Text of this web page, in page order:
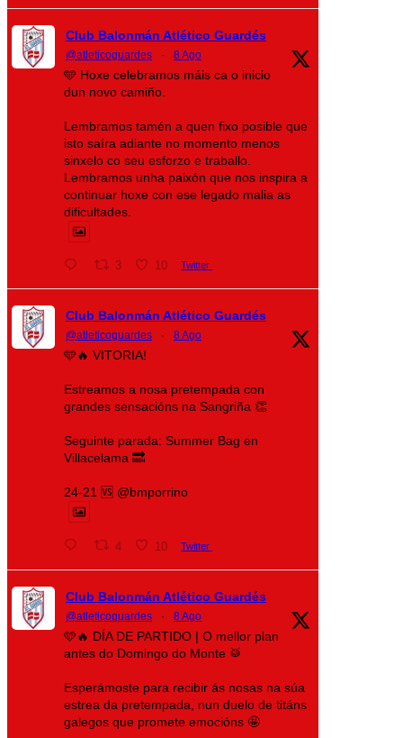
Club Balonmán Atlético Guardés
@atleticoguardes · 8 Ago
🩵 Hoxe celebramos máis ca o inicio
dun novo camiño.
Lembramos tamén a quen fixo posible que
isto saíra adiante no momento menos
sinxelo co seu esforzo e traballo.
Lembramos unha paixón que nos inspira a
continuar hoxe con ese legado malia as
dificultades.
3 10 Twitter
Club Balonmán Atlético Guardés
@atleticoguardes · 8 Ago
🩵🔥 VITORIA!
Estreamos a nosa pretempada con
grandes sensacións na Sangriña 👏
Seguinte parada: Summer Bag en
Villacelama 🔜
24-21 🆚 @bmporrino
4 10 Twitter
Club Balonmán Atlético Guardés
@atleticoguardes · 8 Ago
🩵🔥 DÍA DE PARTIDO | O mellor plan
antes do Domingo do Monte 🥁
Esperámoste para recibir ás nosas na súa
estrea da pretempada, nun duelo de titáns
galegos que promete emocións 🤩